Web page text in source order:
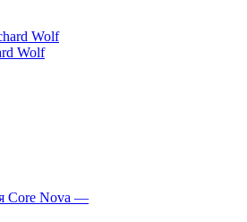
Wolf
Core Nova —